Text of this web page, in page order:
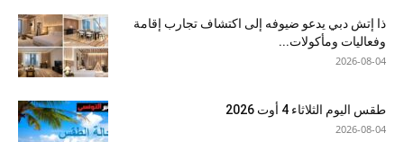
ذا إتش دبي يدعو ضيوفه إلى اكتشاف تجارب إقامة
وفعاليات ومأكولات...
2026-08-04
طقس اليوم الثلاثاء 4 أوت 2026
2026-08-04